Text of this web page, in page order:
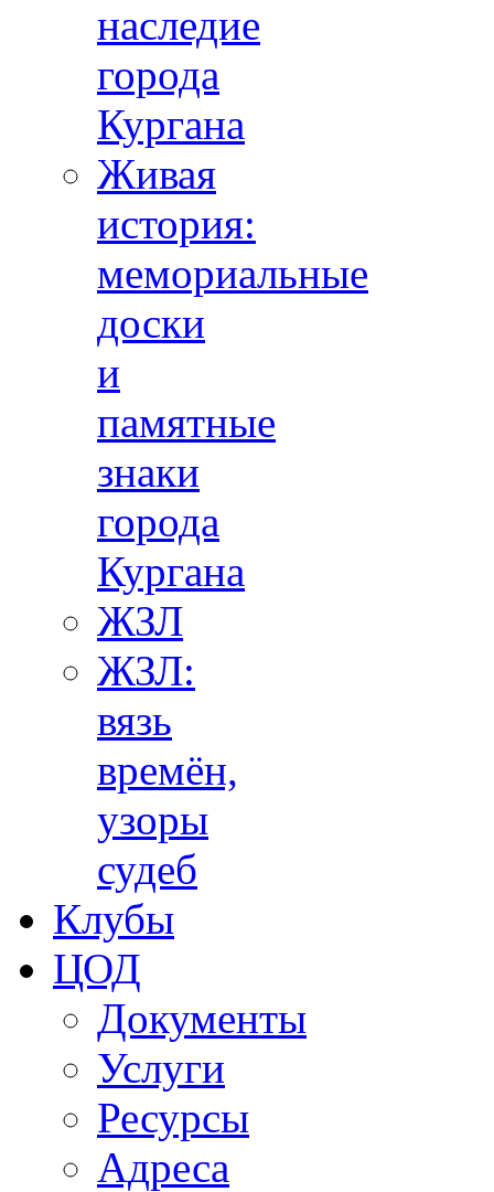
наследие
города
Кургана
Живая
история:
мемориальные
доски
и
памятные
знаки
города
Кургана
ЖЗЛ
ЖЗЛ:
вязь
времён,
узоры
судеб
Клубы
ЦОД
Документы
Услуги
Ресурсы
Адреса